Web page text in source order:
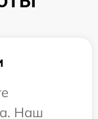
Наш